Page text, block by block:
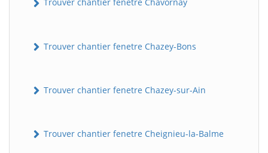
Trouver chantier fenetre Chazey-Bons
Trouver chantier fenetre Chazey-sur-Ain
Trouver chantier fenetre Cheignieu-la-Balme